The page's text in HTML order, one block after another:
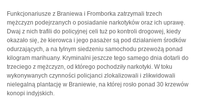
Funkcjonariusze z Braniewa i Fromborka zatrzymali trzech
mężczyzn podejrzanych o posiadanie narkotyków oraz ich uprawę.
Dwaj z nich trafili do policyjnej celi tuż po kontroli drogowej, kiedy
okazało się, że kierowca i jego pasażer są pod działaniem środków
odurzających, a na tylnym siedzeniu samochodu przewożą ponad
kilogram marihuany. Kryminalni jeszcze tego samego dnia dotarli do
trzeciego z mężczyzn, od którego pochodziły narkotyki. W toku
wykonywanych czynności policjanci zlokalizowali i zlikwidowali
nielegalną plantację w Braniewie, na której rosło ponad 30 krzewów
konopi indyjskich.